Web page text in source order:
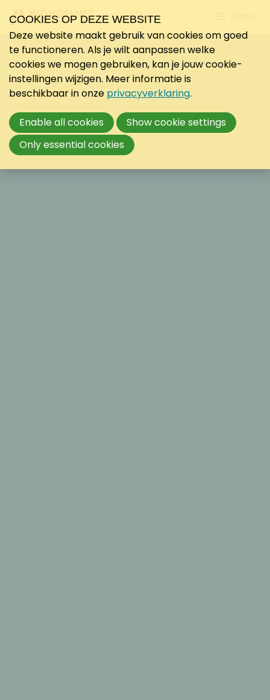
to
COOKIES OP DEZE WEBSITE
Deze website maakt gebruik van cookies om goed
te functioneren. Als je wilt aanpassen welke
cookies we mogen gebruiken, kan je jouw cookie-
instellingen wijzigen. Meer informatie is
beschikbaar in onze privacyverklaring.
Enable all cookies
Show cookie settings
Only essential cookies